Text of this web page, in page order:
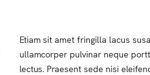
Etiam sit amet fringilla lacus
ullamcorper pulvinar neque
lectus. Praesent sede nisi